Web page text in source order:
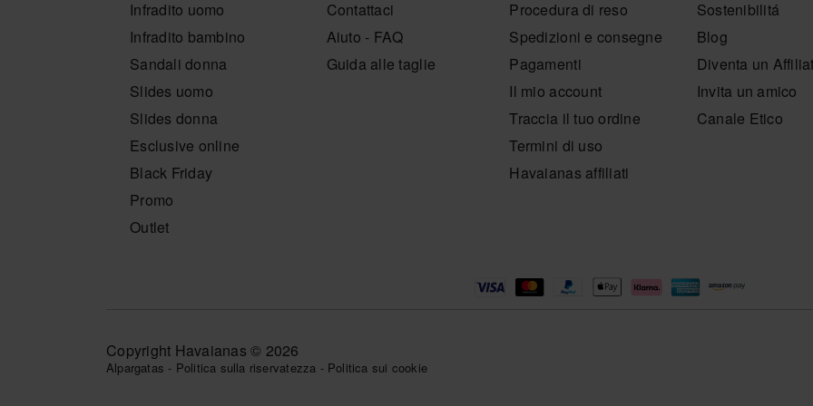
Infradito uomo
Infradito bambino
Sandali donna
Slides uomo
Slides donna
Esclusive online
Black Friday
Promo
Outlet
Contattaci
Aiuto - FAQ
Guida alle taglie
Procedura di reso
Spedizioni e consegne
Pagamenti
Il mio account
Traccia il tuo ordine
Termini di uso
Havaianas affiliati
Sostenibilitá
Blog
Diventa un
Invita un amico
Canale Etico
Copyright Havaianas © 2026
Alpargatas - Politica sulla riservatezza - Politica sui cookie